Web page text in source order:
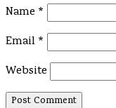
Name *
Email *
Website